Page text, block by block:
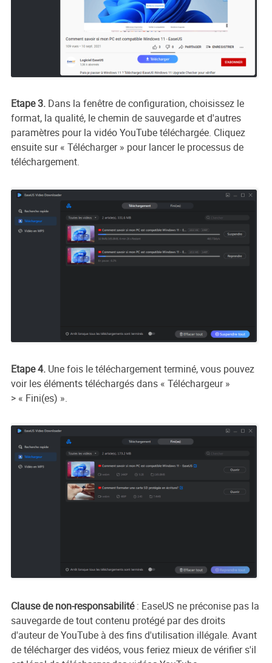
Etape 3. Dans la fenêtre de configuration, choisissez le
format, la qualité, le chemin de sauvegarde et d'autres
paramètres pour la vidéo YouTube téléchargée. Cliquez
ensuite sur « Télécharger » pour lancer le processus de
téléchargement.
Etape 4. Une fois le téléchargement terminé, vous pouvez
voir les éléments téléchargés dans « Téléchargeur »
> « Fini(es) ».
Clause de non-responsabilité: EaseUS ne préconise pas la
sauvegarde de tout contenu protégé par des droits
d'auteur de YouTube à des fins d'utilisation illégale. Avant
de télécharger des vidéos, vous feriez mieux de vérifier s'il